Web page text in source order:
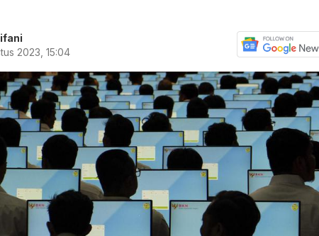
2023, 15:04